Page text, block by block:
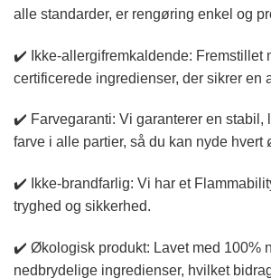
alle standarder, er rengøring enkel og
✔️ Ikke-allergifremkaldende: Fremstillet
certificerede ingredienser, der sikrer en
✔️ Farvegaranti: Vi garanterer en stabil,
farve i alle partier, så du kan nyde hvert
✔️ Ikke-brandfarlig: Vi har et
tryghed og sikkerhed.
✔️ Økologisk produkt: Lavet med 100%
nedbrydelige ingredienser, hvilket